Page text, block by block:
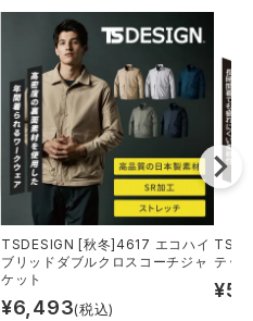
TSDESIGN [秋冬]4617 エコハイ
ブリッドダブルクロスコーチジャ
ケット
¥6,493(税込)
テッ
¥